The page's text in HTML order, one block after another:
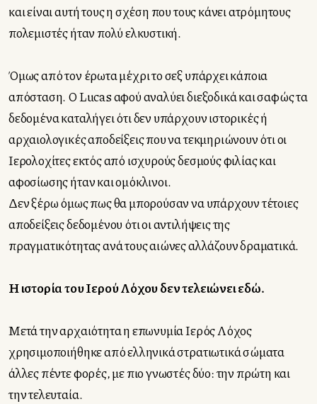
και είναι αυτή τους η σχέση που τους κάνει ατρόμητους
πολεμιστές ήταν πολύ ελκυστική.
Όμως από τον έρωτα μέχρι το σεξ υπάρχει κάποια
απόσταση. Ο Lucas αφού αναλύει διεξοδικά και σαφώς τα
δεδομένα καταλήγει ότι δεν υπάρχουν ιστορικές ή
αρχαιολογικές αποδείξεις που να τεκμηριώνουν ότι οι
Ιερολοχίτες εκτός από ισχυρούς δεσμούς φιλίας και
αφοσίωσης ήταν και ομόκλινοι.
Δεν ξέρω όμως πως θα μπορούσαν να υπάρχουν τέτοιες
αποδείξεις δεδομένου ότι οι αντιλήψεις της
πραγματικότητας ανά τους αιώνες αλλάζουν δραματικά.
Η ιστορία του Ιερού Λόχου δεν τελειώνει εδώ.
Μετά την αρχαιότητα η επωνυμία Ιερός Λόχος
χρησιμοποιήθηκε από ελληνικά στρατιωτικά σώματα
άλλες πέντε φορές, με πιο γνωστές δύο: την πρώτη και
την τελευταία.